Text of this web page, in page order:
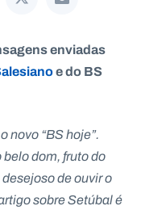
enviadas
e do BS
novo “BS hoje”.
dom, fruto do
de ouvir o
sobre Setúbal é